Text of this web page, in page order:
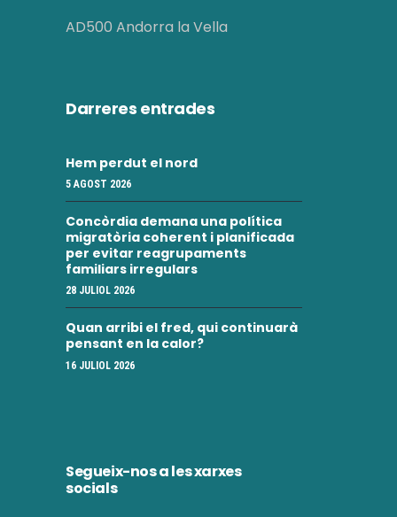
AD500 Andorra la Vella
Darreres entrades
Hem perdut el nord
5 AGOST 2026
Concòrdia demana una política
migratòria coherent i planificada
per evitar reagrupaments
familiars irregulars
28 JULIOL 2026
Quan arribi el fred, qui continuarà
pensant en la calor?
16 JULIOL 2026
Segueix-nos a les xarxes
socials